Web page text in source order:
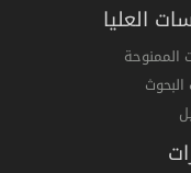
العليا
الممنوحة